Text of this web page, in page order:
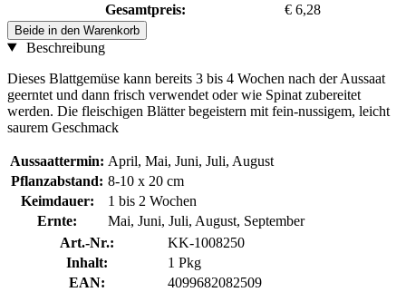
Gesamtpreis:
€ 6,28
Beide in den Warenkorb
Beschreibung
Dieses Blattgemüse kann bereits 3 bis 4 Wochen nach der Aussaat
geerntet und dann frisch verwendet oder wie Spinat zubereitet
werden. Die fleischigen Blätter begeistern mit fein-nussigem, leicht
saurem Geschmack
Aussaattermin: April, Mai, Juni, Juli, August
Pflanzabstand: 8-10 x 20 cm
Keimdauer:
1 bis 2 Wochen
Ernte:
Mai, Juni, Juli, August, September
Art.-Nr.:
KK-1008250
Inhalt:
1 Pkg
EAN:
4099682082509